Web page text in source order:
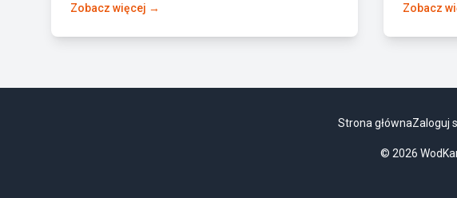
Zobacz więcej → Zobacz
Strona głównaZaloguj
© 2026